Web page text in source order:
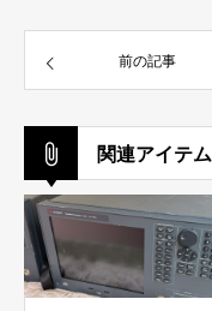
前の記事
関連アイテム